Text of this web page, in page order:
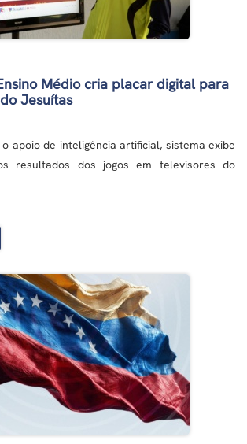
Médio cria placar digital para
Jesuítas
apoio de inteligência artificial, sistema exibe
resultados dos jogos em televisores do